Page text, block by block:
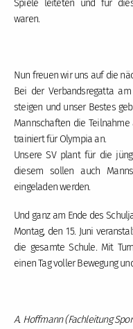
Spiele leiteten und für
waren.
Nun freuen wir uns auf die
Bei der Verbandsregatta
steigen und unser Bestes
Mannschaften die
trainiert für Olympia an.
Unsere SV plant für die
diesem sollen auch
eingeladen werden.
Und ganz am Ende des
Montag, den 15. Juni
die gesamte Schule. Mit
einen Tag voller Bewegung
A. Hoffmann (Fachleitung